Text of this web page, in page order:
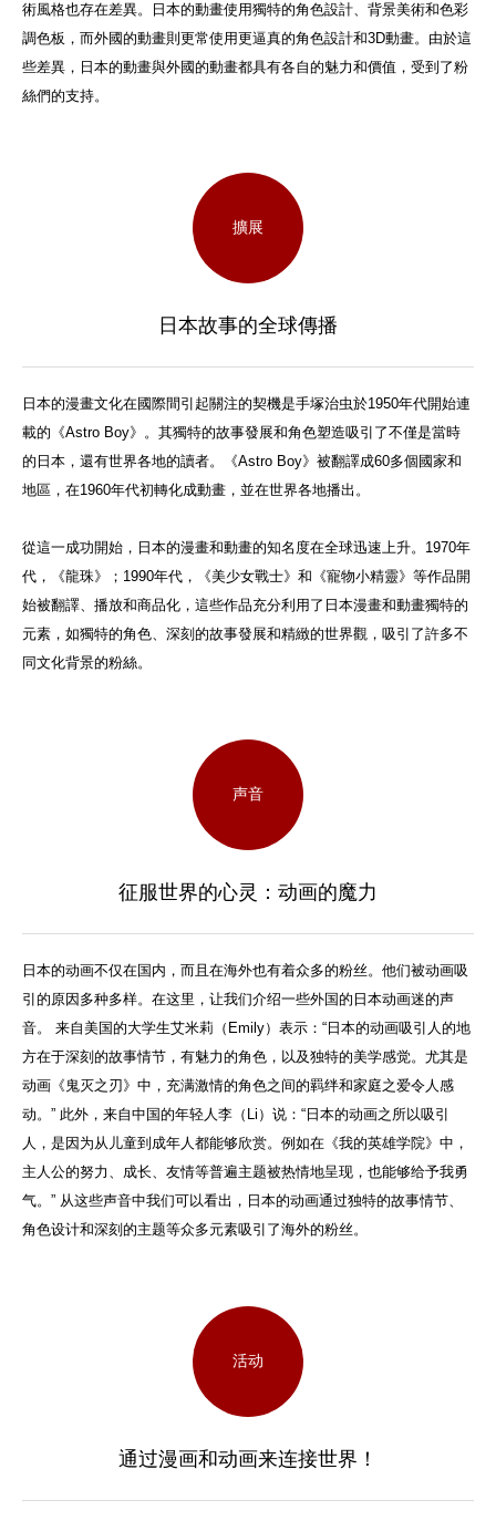
術風格也存在差異。日本的動畫使用獨特的角色設計、背景美術和色彩
調色板，而外國的動畫則更常使用更逼真的角色設計和3D動畫。由於這
些差異，日本的動畫與外國的動畫都具有各自的魅力和價值，受到了粉
絲們的支持。
擴展
日本故事的全球傳播
日本的漫畫文化在國際間引起關注的契機是手塚治虫於1950年代開始連
載的《Astro Boy》。其獨特的故事發展和角色塑造吸引了不僅是當時
的日本，還有世界各地的讀者。《Astro Boy》被翻譯成60多個國家和
地區，在1960年代初轉化成動畫，並在世界各地播出。
從這一成功開始，日本的漫畫和動畫的知名度在全球迅速上升。1970年
代，《龍珠》；1990年代，《美少女戰士》和《寵物小精靈》等作品開
始被翻譯、播放和商品化，這些作品充分利用了日本漫畫和動畫獨特的
元素，如獨特的角色、深刻的故事發展和精緻的世界觀，吸引了許多不
同文化背景的粉絲。
声音
征服世界的心灵：动画的魔力
日本的动画不仅在国内，而且在海外也有着众多的粉丝。他们被动画吸
引的原因多种多样。在这里，让我们介绍一些外国的日本动画迷的声
音。 来自美国的大学生艾米莉（Emily）表示：“日本的动画吸引人的地
方在于深刻的故事情节，有魅力的角色，以及独特的美学感觉。尤其是
动画《鬼灭之刃》中，充满激情的角色之间的羁绊和家庭之爱令人感
动。” 此外，来自中国的年轻人李（Li）说：“日本的动画之所以吸引
人，是因为从儿童到成年人都能够欣赏。例如在《我的英雄学院》中，
主人公的努力、成长、友情等普遍主题被热情地呈现，也能够给予我勇
气。” 从这些声音中我们可以看出，日本的动画通过独特的故事情节、
角色设计和深刻的主题等众多元素吸引了海外的粉丝。
活动
通过漫画和动画来连接世界！